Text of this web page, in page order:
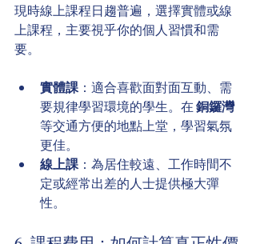
現時線上課程日趨普遍，選擇實體或線
上課程，主要視乎你的個人習慣和需
要。
實體課：適合喜歡面對面互動、需
要規律學習環境的學生。在 銅鑼灣
等交通方便的地點上堂，學習氣氛
更佳。
線上課：為居住較遠、工作時間不
定或經常出差的人士提供極大彈
性。